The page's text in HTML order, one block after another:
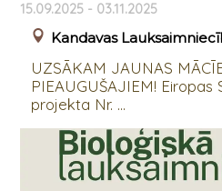
15.09.2025 - 03.11.2025
Kandavas
UZSĀKAM JAUNAS
PIEAUGUŠAJIEM! Eiropas
projekta Nr. ...